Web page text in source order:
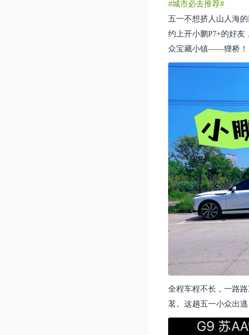
#城市必去推荐#
五一不想挤人山人海
约上开小鹏P7+的好
众宝藏小镇——狸桥！
全程车程不长，一路
茗。这趟五一小众出逃